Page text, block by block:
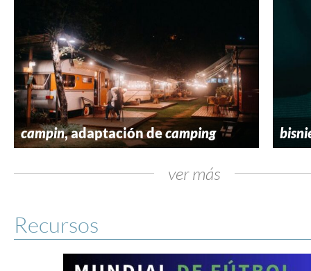
campin, adaptación decamping
ver más
Recursos